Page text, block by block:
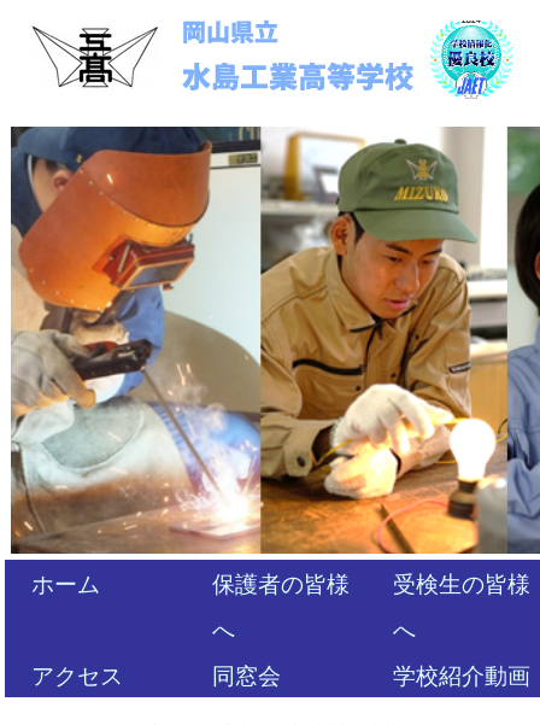
ホーム
保護者の皆様
へ
受検生の皆様
へ
アクセス
同窓会 学校紹介動画